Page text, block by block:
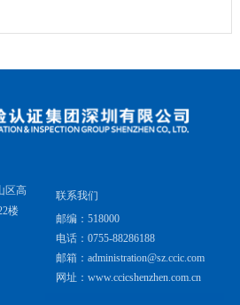
区高
楼
联系我们
邮编：518000
电话：0755-88286188
邮箱：administration@sz.ccic.com
网址：www.ccicshenzhen.com.cn